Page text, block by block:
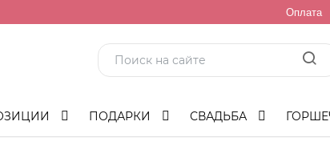
Оплата
ПОДАРКИ СВАДЬБА